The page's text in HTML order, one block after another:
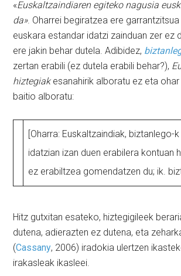
«Euskaltzaindiaren egiteko nagusia
da». Oharrei begiratzea ere
euskara estandar idatzi zainduan zer ez
ere jakin behar dutela. Adibidez,
zertan erabili (ez dutela erabili behar?),
hiztegiakesanahirik alboratu ez eta
baitio alboratu:
[Oharra: Euskaltzaindiak, biztanlego-
idatzian izan duen erabilera kontuan
ez erabiltzea gomendatzen du; ik.
Hitz gutxitan esateko, hiztegigileek
dutena, adierazten ez dutena, eta
(Cassany, 2006) iradokia ulertzen
irakasleak ikasleei.